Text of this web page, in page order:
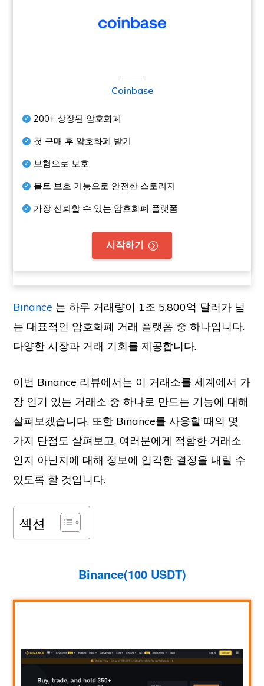
Coinbase
200+ 상장된 암호화폐
첫 구매 후 암호화폐 받기
보험으로 보호
볼트 보호 기능으로 안전한 스토리지
가장 신뢰할 수 있는 암호화폐 플랫폼
시작하기
Binance 는 하루 거래량이 1조 5,800억 달러가 넘
는 대표적인 암호화폐 거래 플랫폼 중 하나입니다.
다양한 시장과 거래 기회를 제공합니다.
이번 Binance 리뷰에서는 이 거래소를 세계에서 가
장 인기 있는 거래소 중 하나로 만드는 기능에 대해
살펴보겠습니다. 또한 Binance를 사용할 때의 몇
가지 단점도 살펴보고, 여러분에게 적합한 거래소
인지 아닌지에 대해 정보에 입각한 결정을 내릴 수
있도록 할 것입니다.
섹션
Binance(100 USDT)